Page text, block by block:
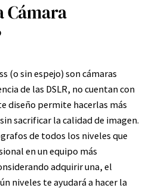
Cámara
(o sin espejo) son cámaras
de las DSLR, no cuentan con
diseño permite hacerlas más
sacrificar la calidad de imagen.
de todos los niveles que
en un equipo más
adquirir una, el
niveles te ayudará a hacer la